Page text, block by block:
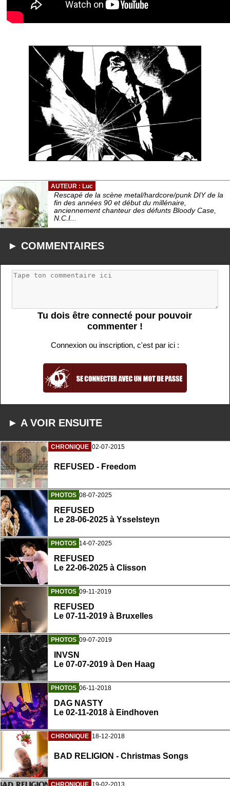
AUTEUR : Luc
Rescapé de la scène metal/hardcore/punk DIY de la
fin des années 90 et début du millénaire,
anciennement chanteur des défunts Bloody Case,
N.C.I...
► COMMENTAIRES
Tu dois être connecté pour pouvoir
commenter !
Connexion ou inscription, c'est par ici :
► A VOIR ENSUITE
CHRONIQUE 02-07-2015
REFUSED - Freedom
PHOTOS 08-07-2025
REFUSED
Le 28-06-2025 à Ysselsteyn
PHOTOS 14-07-2025
REFUSED
Le 22-06-2025 à Clisson
PHOTOS 09-11-2019
REFUSED
Le 07-11-2019 à Bruxelles
PHOTOS 09-07-2019
INVSN
Le 07-07-2019 à Den Haag
PHOTOS 06-11-2018
DAG NASTY
Le 02-11-2018 à Eindhoven
CHRONIQUE 18-12-2018
BAD RELIGION - Christmas Songs